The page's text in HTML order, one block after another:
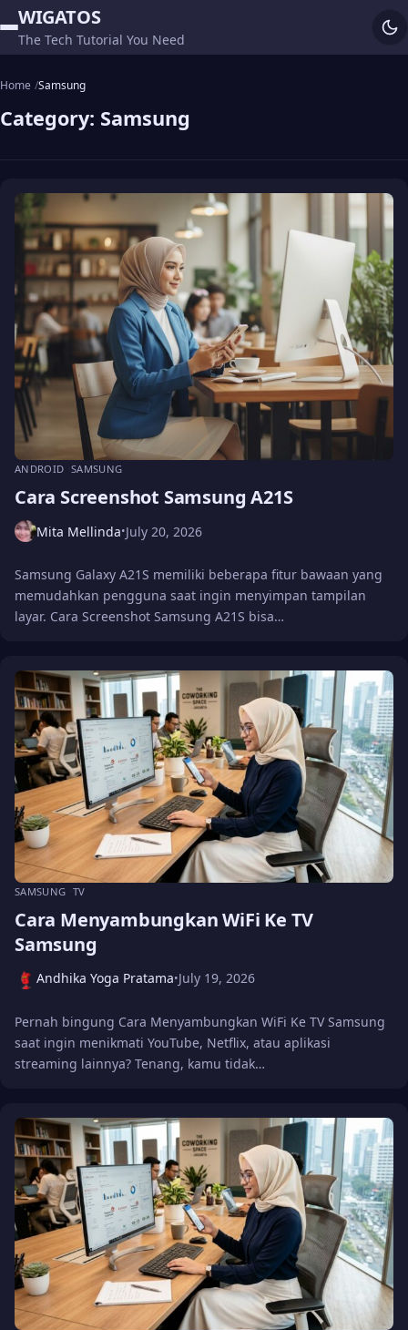
WIGATOS
The Tech Tutorial You Need
Home Samsung
Category: Samsung
ANDROID SAMSUNG
Cara Screenshot Samsung A21S
Mita Mellinda•July 20, 2026
Samsung Galaxy A21S memiliki beberapa fitur bawaan yang
memudahkan pengguna saat ingin menyimpan tampilan
layar. Cara Screenshot Samsung A21S bisa…
SAMSUNG TV
Cara Menyambungkan WiFi Ke TV
Samsung
Andhika Yoga Pratama•July 19, 2026
Pernah bingung Cara Menyambungkan WiFi Ke TV Samsung
saat ingin menikmati YouTube, Netflix, atau aplikasi
streaming lainnya? Tenang, kamu tidak…